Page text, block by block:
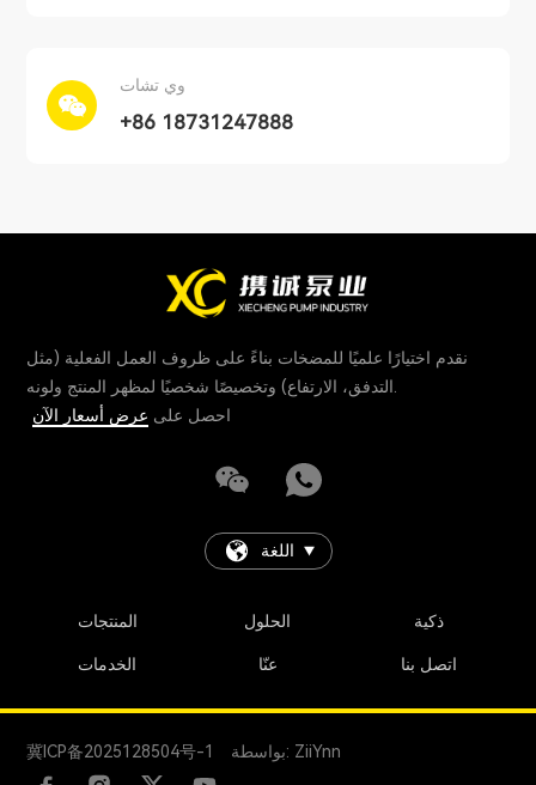
وي تشات
+86 18731247888
نقدم اختيارًا علميًا للمضخات بناءً على ظروف العمل الفعلية (مثل
احصل على عرض أسعار الآن
اللغة
المنتجات الحلول ذكية
الخدمات عنّا اتصل بنا
冀ICP备2025128504号-1 بواسطة: ZiiYnn